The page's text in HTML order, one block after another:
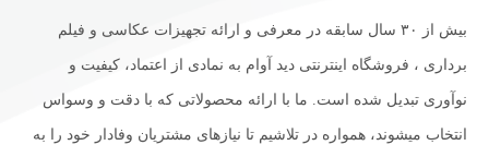
بیش از ۳۰ سال سابقه در معرفی و ارائه تجهیزات عکاسی و فیلم
برداری ، فروشگاه اینترنتی دید آوام به نمادی از اعتماد، کیفیت و
نوآوری تبدیل شده است. ما با ارائه محصولاتی که با دقت و وسواس
انتخاب میشوند، همواره در تلاشیم تا نیازهای مشتریان وفادار خود را به